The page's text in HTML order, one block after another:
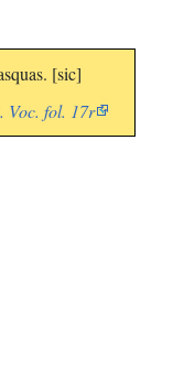
[sic]
Voc. fol. 17r